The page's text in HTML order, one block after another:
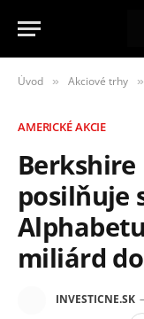
Úvod » Akciové trhy »
AMERICKÉ AKCIE
posilňuje
miliárd
INVESTICNE.SK